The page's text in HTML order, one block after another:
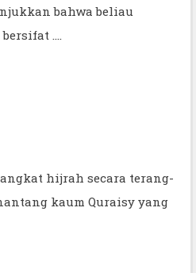
bahwa beliau
….
hijrah secara terang-
kaum Quraisy yang